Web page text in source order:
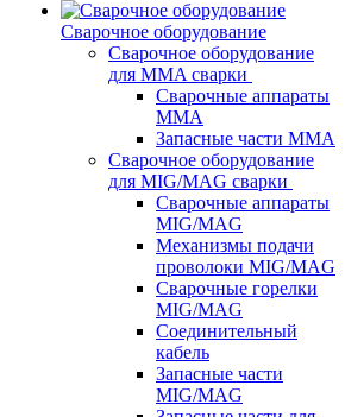
Сварочное оборудование
Сварочное оборудование
для MMA сварки
Сварочные аппараты
MMA
Запасные части MMA
Сварочное оборудование
для MIG/MAG сварки
Сварочные аппараты
MIG/MAG
Механизмы подачи
проволоки MIG/MAG
Сварочные горелки
MIG/MAG
Соединительный
кабель
Запасные части
MIG/MAG